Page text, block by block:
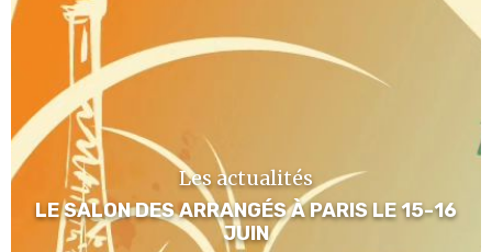
Les actualités
LE SALON DES ARRANGÉS À PARIS LE 15-16
JUIN